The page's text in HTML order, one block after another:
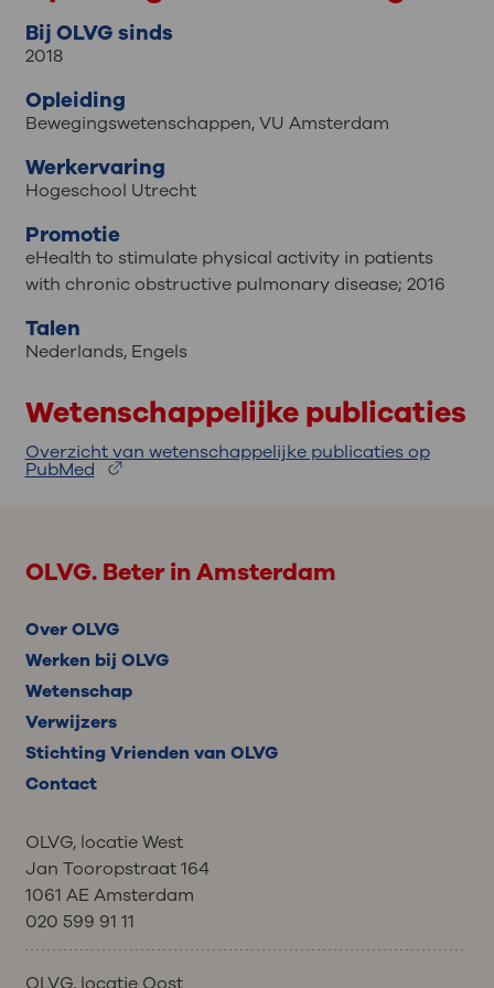
Bij OLVG sinds
2018
Opleiding
Bewegingswetenschappen, VU Amsterdam
Werkervaring
Hogeschool Utrecht
Promotie
eHealth to stimulate physical activity in patients
with chronic obstructive pulmonary disease; 2016
Talen
Nederlands,Engels
Wetenschappelijke publicaties
Overzicht van wetenschappelijke publicaties op
PubMed
OLVG. Beter in Amsterdam
Over OLVG
Werken bij OLVG
Wetenschap
Verwijzers
Stichting Vrienden van OLVG
Contact
OLVG, locatie West
Jan Tooropstraat 164
1061 AE Amsterdam
020 599 91 11